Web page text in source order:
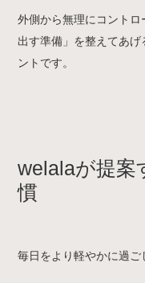
外側から無理にコント
出す準備」を整えてあ
ントです。
welalaが提案
慣
毎日をより軽やかに過ご